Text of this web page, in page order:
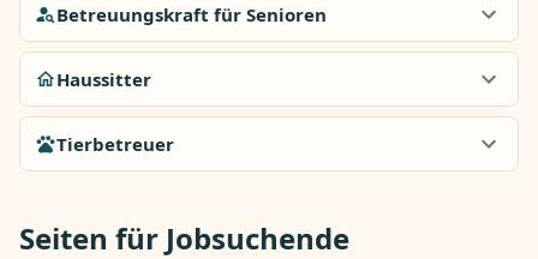
Betreuungskraft für Senioren
Haussitter
Tierbetreuer
Seiten für Jobsuchende